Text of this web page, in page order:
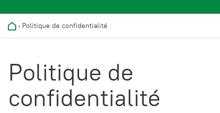
› Politique de confidentialité
Politique de
confidentialité